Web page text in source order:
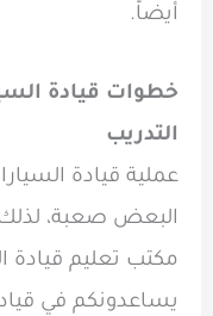
أيضاً.
خطوات قيادة
التدريب
عملية قيادة
البعض صعبة،
مكتب تعليم قيادة
يساعدونكم في